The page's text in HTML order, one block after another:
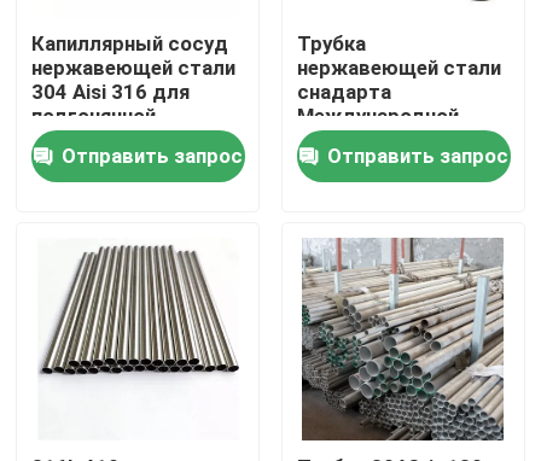
Проверка качества
Контакт США
Спросите цитату
трубка круга нержавеющей стали
лист плиты нержавеющей стали
Капиллярный сосуд
нержавеющей стали
304 Aisi 316 для
подгонянной
медицинской
промышленности
Отправить запрос
Трубка
нержавеющей стали
снадарта
Международной
организации
стандартизации
качества еды
Отправить запрос